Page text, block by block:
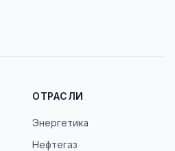
ОТРАСЛИ
Энергетика
Нефтегаз